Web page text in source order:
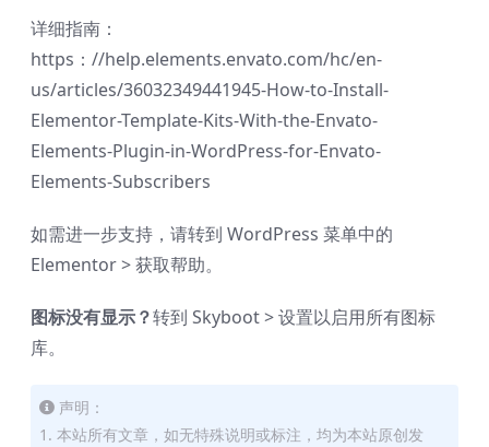
详细指南：
https：//help.elements.envato.com/hc/en-
us/articles/36032349441945-How-to-Install-
Elementor-Template-Kits-With-the-Envato-
Elements-Plugin-in-WordPress-for-Envato-
Elements-Subscribers
如需进一步支持，请转到 WordPress 菜单中的
Elementor > 获取帮助。
图标没有显示？转到 Skyboot > 设置以启用所有图标
库。
声明：
1. 本站所有文章，如无特殊说明或标注，均为本站原创发